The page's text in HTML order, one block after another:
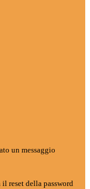
un messaggio
reset della password